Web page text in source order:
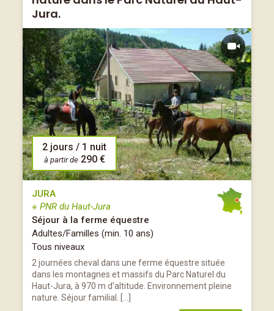
Jura.
2 jours / 1 nuit
à partir de 290 €
JURA
※ PNR du Haut-Jura
Séjour à la ferme équestre
Adultes/Familles (min. 10 ans)
Tous niveaux
2 journées cheval dans une ferme équestre située
dans les montagnes et massifs du Parc Naturel du
Haut-Jura, à 970 m d'altitude. Environnement pleine
nature. Séjour familial. […]